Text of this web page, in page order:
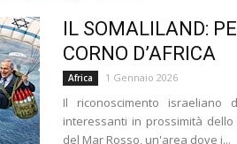
IL SOMALILAND:
CORNO D’AFRICA
Africa 1 Gennaio 2026
Il riconoscimento israeliano
interessanti in prossimità
del Mar Rosso, un'area dove i...